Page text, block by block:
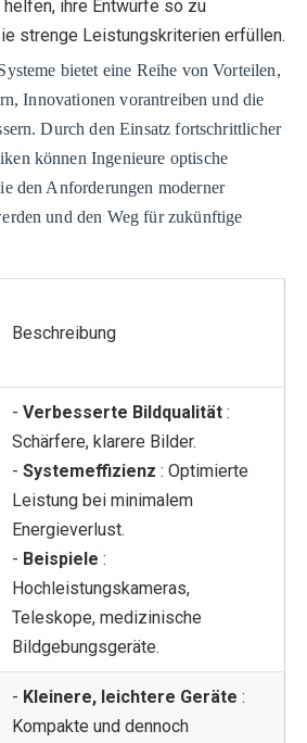
helfen, ihre Entwürfe so zu
strenge Leistungskriterien erfüllen.
bietet eine Reihe von Vorteilen,
Innovationen vorantreiben und die
Durch den Einsatz fortschrittlicher
können Ingenieure optische
den Anforderungen moderner
und den Weg für zukünftige
Beschreibung
- Verbesserte Bildqualität :
Schärfere, klarere Bilder.
- Systemeffizienz : Optimierte
Leistung bei minimalem
Energieverlust.
- Beispiele :
Hochleistungskameras,
Teleskope, medizinische
Bildgebungsgeräte.
- Kleinere, leichtere Geräte :
Kompakte und dennoch